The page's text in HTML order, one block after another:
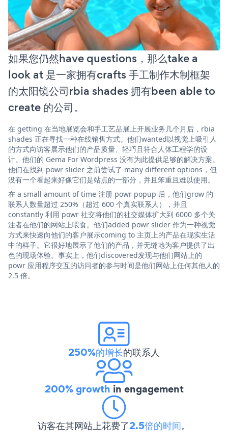
如果您仍然have questions，那么take a
look at 是一家拥有crafts 手工制作木制框架
的太阳镜公司rbia shades 拥有been able to
create 的公司。
在 getting 在当地展览会和手工艺品展上开展业务几个月后，rbia
shades 正在寻找一种在线销售方式。他们wanted以视觉上吸引人
的方式向访客展示他们的产品质量、轻巧且符合人体工程学的设
计。他们的 Gema For Wordpress 没有为此提供足够的解决方案。
他们在找到 powr slider 之前尝试了 many different options，但
没有一个看起来好像它们是站点的一部分，并且笨重且难以使用。
在 a small amount of time 注册 powr popup 后，他们grow 的
联系人数量超过 250%（超过 600 个真实联系人），并且
constantly 利用 powr 社交将他们的社交媒体扩大到 6000 多个关
注者在他们的网站上喂食。他们added powr slider 作为一种视觉
方式来快速向他们的客户展示coming to 主页上的产品在现实生活
中的样子。它很好地展示了他们的产品，并无缝地为客户提供了出
色的现场体验。事实上，他们discovered发现与他们网站上的
powr 应用程序交互的访问者的参与时间是他们网站上任何其他人的
2.5 倍。
250%的增长的联系人
200% growth in engagement
访客在其网站上花费了2.5倍的时间。